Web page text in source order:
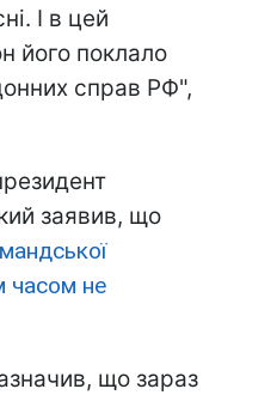
І в цей
його поклало
справ РФ",
заявив, що
часом не
що зараз